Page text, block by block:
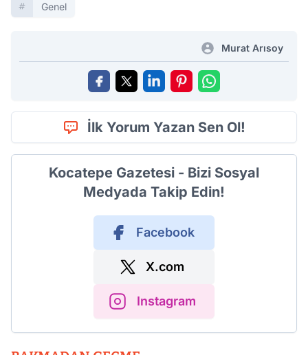
Genel
Murat Arısoy
İlk Yorum Yazan Sen Ol!
Kocatepe Gazetesi - Bizi Sosyal
Medyada Takip Edin!
Facebook
X.com
Instagram